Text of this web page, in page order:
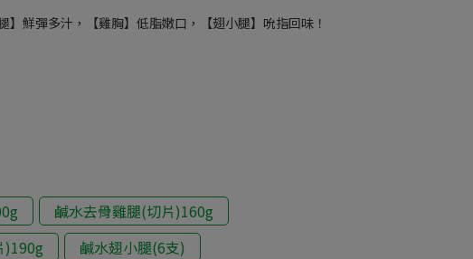
】鮮彈多汁，【雞胸】低脂嫩口，【翅小腿】吮指回味！
鹹水去骨雞腿(切片)160g
)190g
鹹水翅小腿(6支)